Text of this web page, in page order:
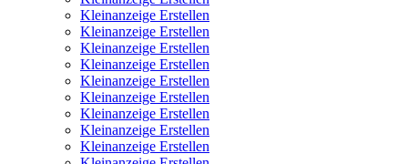
Kleinanzeige Erstellen
Kleinanzeige Erstellen
Kleinanzeige Erstellen
Kleinanzeige Erstellen
Kleinanzeige Erstellen
Kleinanzeige Erstellen
Kleinanzeige Erstellen
Kleinanzeige Erstellen
Kleinanzeige Erstellen